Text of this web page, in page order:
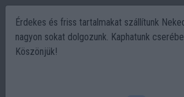
Érdekes és friss tartalmakat szállítunk
nagyon sokat dolgozunk. Kaphatunk
Köszönjük!